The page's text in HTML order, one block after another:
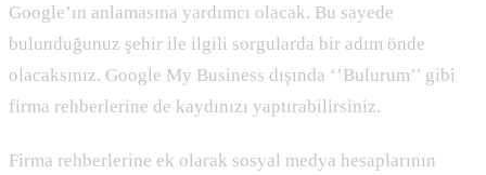
Google’ın anlamasına yardımcı olacak. Bu sayede
bulunduğunuz şehir ile ilgili sorgularda bir adım önde
olacaksınız. Google My Business dışında ‘’Bulurum’’ gibi
firma rehberlerine de kaydınızı yaptırabilirsiniz.
Firma rehberlerine ek olarak sosyal medya hesaplarının